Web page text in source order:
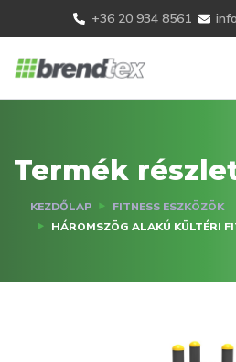
+36 20 934 8561
Termék
KEZDŐLAP
FITNESS ESZKÖZÖK
HÁROMSZÖG ALAKÚ KÜLTÉRI